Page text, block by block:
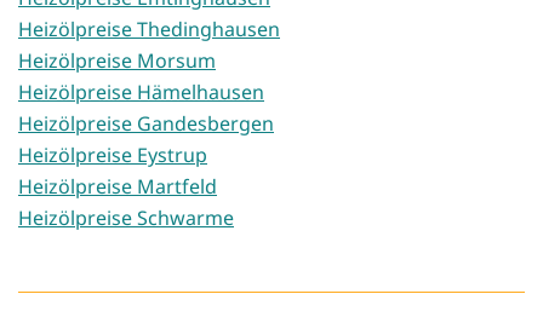
Heizölpreise Thedinghausen
Heizölpreise Morsum
Heizölpreise Hämelhausen
Heizölpreise Gandesbergen
Heizölpreise Eystrup
Heizölpreise Martfeld
Heizölpreise Schwarme